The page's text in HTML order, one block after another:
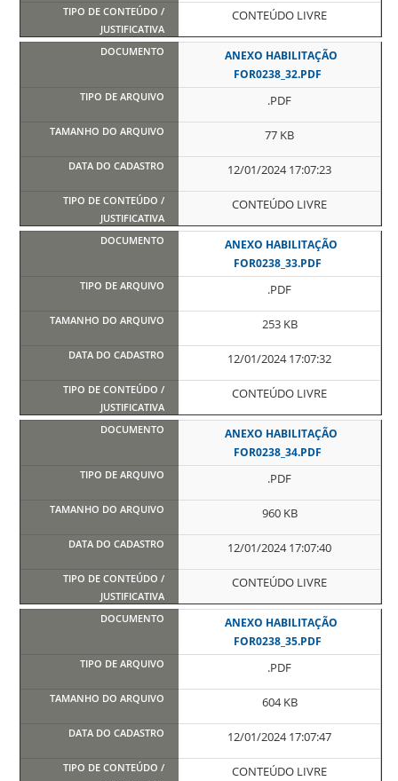
CONTEÚDO LIVRE
ANEXO HABILITAÇÃO
FOR0238_32.PDF
.PDF
77 KB
12/01/2024 17:07:23
CONTEÚDO LIVRE
ANEXO HABILITAÇÃO
FOR0238_33.PDF
.PDF
253 KB
12/01/2024 17:07:32
CONTEÚDO LIVRE
ANEXO HABILITAÇÃO
FOR0238_34.PDF
.PDF
960 KB
12/01/2024 17:07:40
CONTEÚDO LIVRE
ANEXO HABILITAÇÃO
FOR0238_35.PDF
.PDF
604 KB
12/01/2024 17:07:47
CONTEÚDO LIVRE